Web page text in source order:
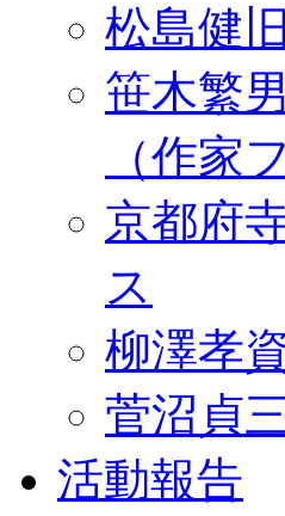
松島健
笹木繁
（作家
京都府
ス
柳澤孝
菅沼貞
活動報告